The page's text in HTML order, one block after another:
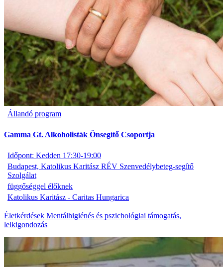
Állandó program
Gamma Gt. Alkoholisták Önsegítő Csoportja
Időpont: Kedden 17:30-19:00
Budapest, Katolikus Karitász RÉV Szenvedélybeteg-segítő
Szolgálat
függőséggel élőknek
Katolikus Karitász - Caritas Hungarica
Életkérdések Mentálhigiénés és pszichológiai támogatás,
lelkigondozás